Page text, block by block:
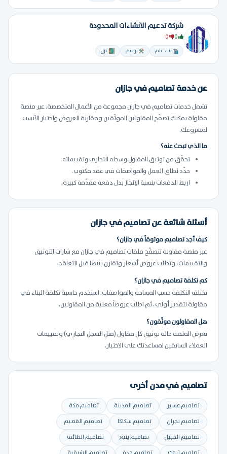
شركة تدعيم الانشاءات المحدودة
بناء عام ترميم عزل
عن خدمة تصاميم في جازان
تشمل خدمات تصاميم في جازان مجموعة من الأعمال المتخصصة. عبر منصة
مقاولة يمكنك تصفّح المقاولين الموثّقين ومقارنة العروض واختيار الأنسب
لمشروعك.
ما الذي تبحث عنه؟
تحقّق من توثيق المقاول وسجله التجاري وتقييماته.
حدّد نطاق العمل والمواصفات في عقد مكتوب.
اربط الدفعات بنسبة الإنجاز بدل دفعة مقدّمة كبيرة.
أسئلة شائعة عن تصاميم في جازان
كيف أجد تصاميم موثوقاً في جازان؟
عبر منصة مقاولة تتصفّح ملفات تصاميم في جازان مع شارات التوثيق
والتقييمات، وتطلب عروض أسعار وتقارن بينها قبل التعاقد.
كم تكلفة تصاميم في جازان؟
تختلف التكلفة حسب المساحة والمواصفات. استخدم حاسبة تكلفة البناء في
مقاولة لتقدير أولي، ثم اطلب عروضاً فعلية من المقاولين.
هل المقاولون موثّقون؟
تعرض المنصة حالة توثيق كل مقاول (مثل السجل التجاري) وتقييمات
العملاء السابقين لمساعدتك على الاختيار.
تصاميم في مدن أخرى
تصاميم عسير تصاميم المدينة
تصاميم مكة
تصاميم نجران
تصاميم سكاكا
تصاميم القصيم
تصاميم الجبيل
تصاميم ينبع
تصاميم الطائف